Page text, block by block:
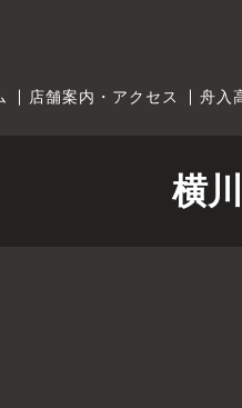
店舗案内・アクセス 舟入
横